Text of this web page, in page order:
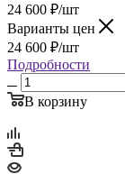
24 600 ₽/шт
Варианты цен
24 600 ₽/шт
Подробности
В корзину